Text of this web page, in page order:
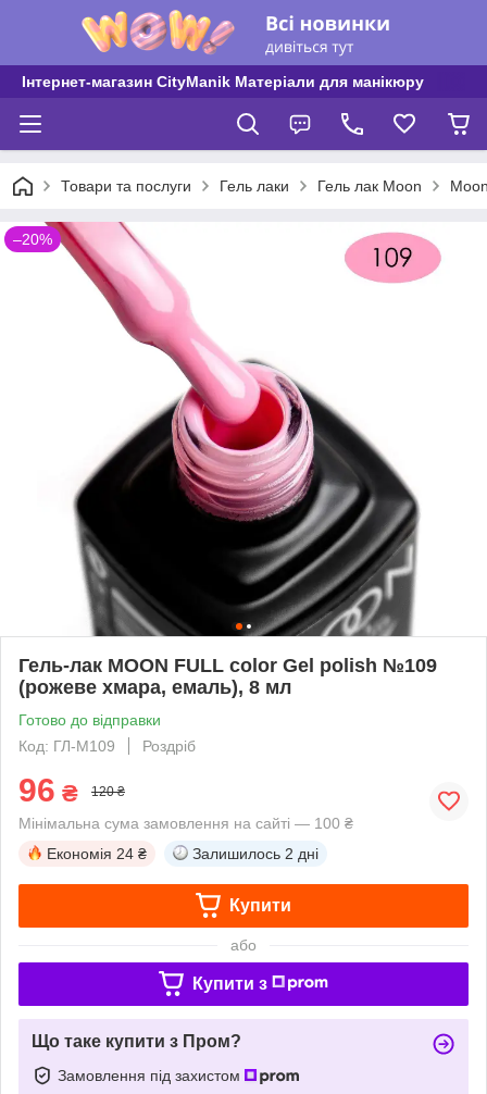
Інтернет-магазин CityManik Матеріали для манікюру
Товари та послуги Гель лаки Гель лак Moon
–20%
Гель-лак MOON FULL color Gel polish №109
(рожеве хмара, емаль), 8 мл
Готово до відправки
Код: ГЛ-М109
Роздріб
96 ₴ 120 ₴
Мінімальна сума замовлення на сайті — 100 ₴
Економія 24 ₴ Залишилось 2 дні
Купити
або
Купити з
Що таке купити з Пром?
Замовлення під захистом